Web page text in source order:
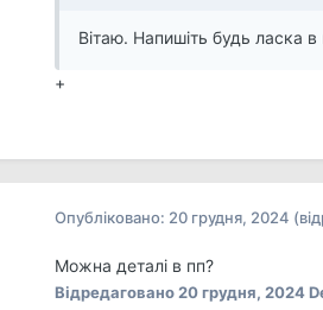
Вітаю. Напишіть будь ласка в
+
Опубліковано: 20 грудня, 2024
Можна деталі в пп?
Відредаговано 20 грудня, 2024